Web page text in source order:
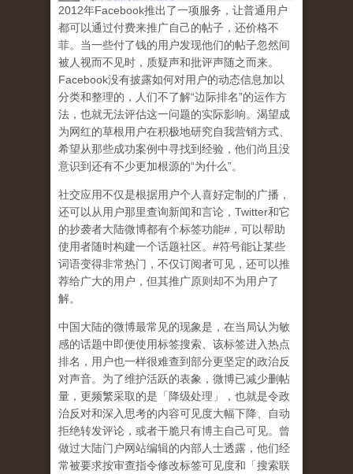
2012年Facebook推出了一项服务，让普通用户
都可以通过付费来推广自己的帖子，还价格不
菲。当一些付了钱的用户发现他们的帖子忽然间
被人视而不见时，质疑声和批评声随之而来。
Facebook没有披露如何对用户的动态信息加以
分类和整理的，人们不了解“边际排名”的运作方
法，也就无法评估这一问题的实际影响。渴望成
为网红的草根用户在积极地研究自我营销方式、
希望从那些成功案例中寻找到经验，他们尚且没
意识到 还有不少更加根源的“为什么”。
社交应用不仅是根据用户个人喜好定制的广播，
还可以从用户那里查询新闻和言论， Twitter和它
的抄袭者大陆微博都有个标签功能# ，可以帮助
使用者随时构建一个话题社区。 #符号能让某些
词语变得非常热门，不仅订阅者可见，还可以推
荐给广大的用户，但其推广原则却不为用户了
解。
中国大陆的微博最常见的现象是，在当局认为敏
感的话题中即便使用标签搜索、该标签进入热点
排名，用户也一样很难查到部分更坚定的政治反
对声音。为了维护活跃的表象，微博已减少删帖
量，更频繁采取的是「降级处理」，也就是令政
治反对和深入思考的内容可见度大幅下降、自动
拒绝转发评论，或者干脆只有博主自己可见。曾
做过大陆门户网站编辑的内部人士透露，他们经
常被要求按审查指令修改标签可见度和「搜索联